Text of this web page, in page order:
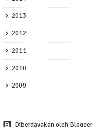
2013
2012
2011
2010
2009
Diberdayakan oleh Blogger